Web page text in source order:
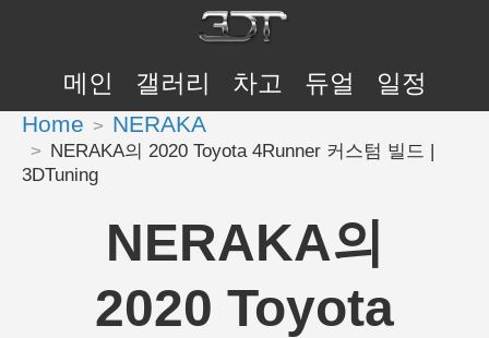
메인 갤러리 차고 듀얼 일정
Home NERAKA
NERAKA의 2020 Toyota 4Runner 커스텀 빌드 |
3DTuning
NERAKA의
2020 Toyota